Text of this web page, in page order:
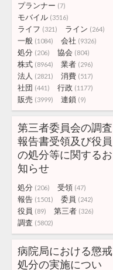
プランナー (7)
モバイル (3516)
ライフ (321) ライン (264)
一般 (1084) 会社 (9326)
処分 (206) 協会 (804)
株式 (8964) 業者 (296)
法人 (2821) 消費 (517)
社団 (441) 行政 (1177)
販売 (3999) 連鎖 (9)
第三者委員会の調査
報告書受領及び役員
の処分等に関するお
知らせ
処分 (206) 受領 (47)
報告 (1501) 委員 (242)
役員 (89) 第三者 (326)
調査 (5802)
病院局における懲戒
処分の実施につい